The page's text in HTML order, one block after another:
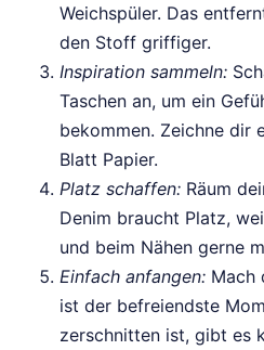
Weichspüler. Das
den Stoff griffiger.
Inspiration sammeln:
Taschen an, um ein
bekommen. Zeichne dir
Blatt Papier.
Platz schaffen: Räum
Denim braucht Platz,
und beim Nähen gerne
Einfach anfangen: Mach
ist der befreiendste
zerschnitten ist, gibt es